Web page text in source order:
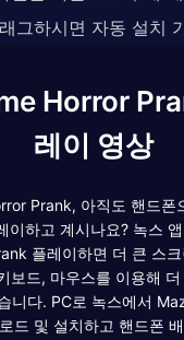
그하시면 자동 설치
Horror
레이 영상
Prank, 아직도 핸드폰
이하고 계시나요? 녹스
플레이하면 더 큰 스
보드, 마우스를 이용해
니다. PC로 녹스에서
드 및 설치하고 핸드폰